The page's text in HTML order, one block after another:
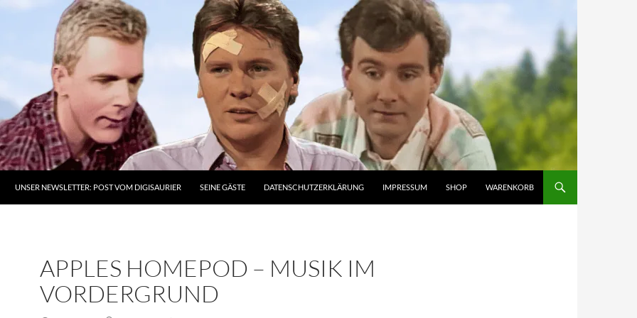
UNSER NEWSLETTER: POST VOM DIGISAURIER SEINE GÄSTE DATENSCHUTZERKLÄRUNG IMPRESSUM SHOP WARENKORB
APPLES HOMEPOD – MUSIK IM
VORDERGRUND